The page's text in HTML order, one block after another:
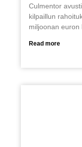
Culmentor
kilpaillun
miljoonan euron
Read more